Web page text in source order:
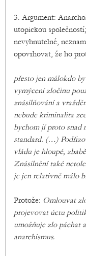
3. Argument:
utopickou
nevyhnutelné,
opovrhovat, že ho
přesto jen málokdo
vymýcení zločinu
znásilňování a
nebude kriminalita
bychom jí proto
standard. (…)
vládu je hloupé,
Znásilnění také
je jen relativně málo
Protože: Omlouvat
projevovat úctu
umožňuje zlo páchat
anarchismus.